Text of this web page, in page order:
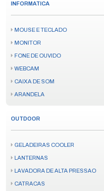
INFORMATICA
MOUSE E TECLADO
MONITOR
FONE DE OUVIDO
WEBCAM
CAIXA DE SOM
ARANDELA
OUTDOOR
GELADEIRAS COOLER
LANTERNAS
LAVADORA DE ALTA PRESSAO
CATRACAS